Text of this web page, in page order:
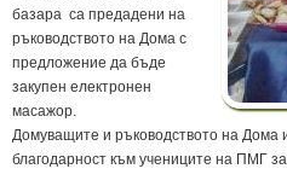
базара са предадени на
ръководството на Дома с
предложение да бъде
закупен електронен
масажор.
Домуващите и ръководството на Дома
благодарност към учениците на ПМГ